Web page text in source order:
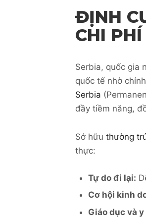
ĐỊNH
CHI
Serbia, quốc gia
quốc tế nhờ
Serbia
đầy tiềm năng,
Sở hữu thường
thực:
Tự do đi lại:
Cơ hội kinh
Giáo dục và y